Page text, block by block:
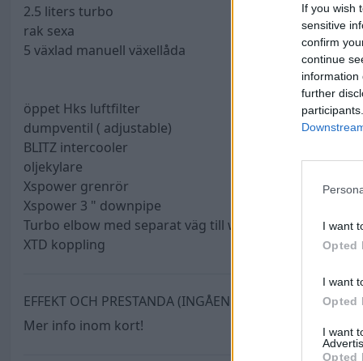
If you wish
sensitive
confirm
continue
information
further
I want
Opted
I want
Opted
I want
Opted
2.5 liters turbo
rak sexa
5 växlad manuell växellåda
öppet Hks luftfilter
dumpventil ( adjustable)
BLITZ intercooler
oljekylare
Xspower grenrör
Xspower 3 " downpipe
Turbo elbow med separat väg till wastegaten
XTD koppling
EFFEKT OCH PRESTANDA (INGÅENDE)
Mer info inom kort!